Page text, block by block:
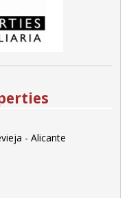
- Alicante